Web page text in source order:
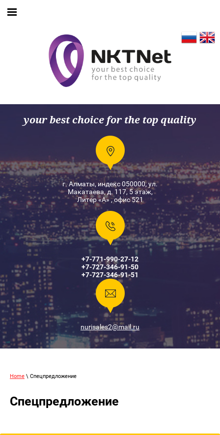
your best choice for the top quality
+7-771-990-27-12
+7-727-346-91-50
+7-727-346-91-51
nurisales2@mail.ru
г. Алматы, индекс 050000, ул.
Макатаева, д. 117, 5 этаж,
Литер «А» , офис 521
Home \ Спецпредложение
Спецпредложение